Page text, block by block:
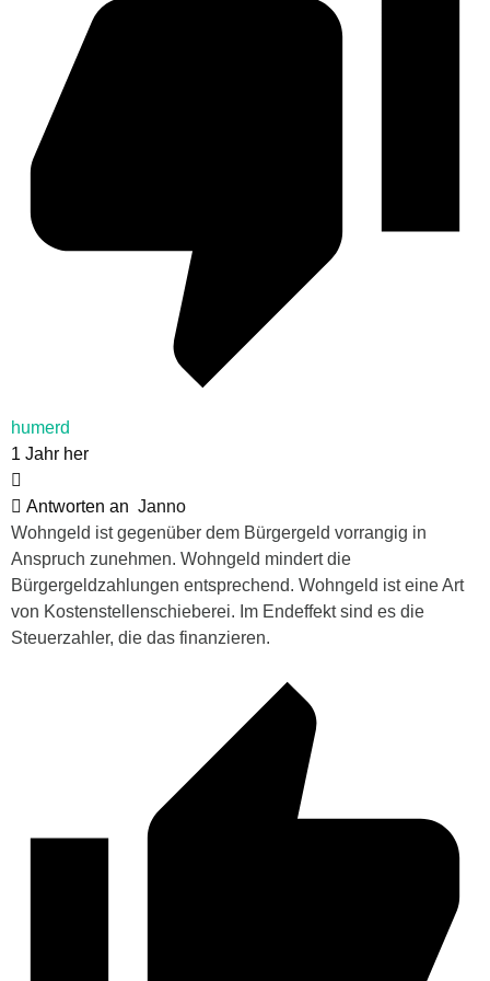
humerd
1 Jahr her
Antworten an Janno
Wohngeld ist gegenüber dem Bürgergeld vorrangig in
Anspruch zunehmen. Wohngeld mindert die
Bürgergeldzahlungen entsprechend. Wohngeld ist eine Art
von Kostenstellenschieberei. Im Endeffekt sind es die
Steuerzahler, die das finanzieren.